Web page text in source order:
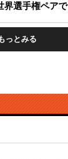
界選手権ペア
っとみる